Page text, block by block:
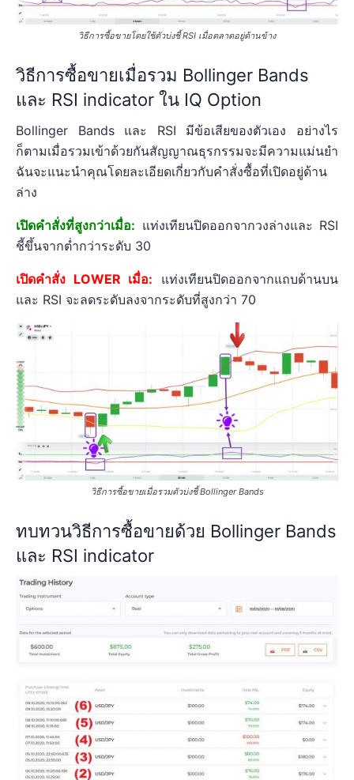
วิธีการซื้อขายโดยใช้ตัวบ่งชี้ RSI เมื่อตลาดอยู่ด้านข้าง
วิธีการซื้อขายเมื่อรวม Bollinger Bands
และ RSI indicator ใน IQ Option
Bollinger Bands และ RSI มีข้อเสียของตัวเอง อย่างไร
ก็ตามเมื่อรวมเข้าด้วยกันสัญญาณธุรกรรมจะมีความแม่นยำ
ฉันจะแนะนำคุณโดยละเอียดเกี่ยวกับคำสั่งซื้อที่เปิดอยู่ด้าน
ล่าง
เปิดคำสั่งที่สูงกว่าเมื่อ: แท่งเทียนปิดออกจากวงล่างและ RSI
ชี้ขึ้นจากต่ำกว่าระดับ 30
เปิดคำสั่ง LOWER เมื่อ:
แท่งเทียนปิดออกจากแถบด้านบน
และ RSI จะลดระดับลงจากระดับที่สูงกว่า 70
วิธีการซื้อขายเมื่อรวมตัวบ่งชี้ Bollinger Bands
ทบทวนวิธีการซื้อขายด้วย Bollinger Bands
และ RSI indicator